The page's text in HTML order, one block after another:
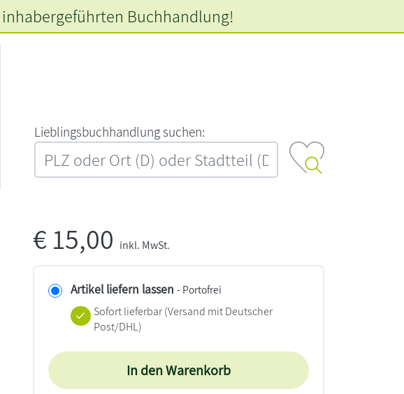
L‍i‍e‍b‍l‍i‍n‍g‍s‍b‍u‍c‍h‍h‍a‍n‍d‍l‍u‍n‍g‍ ‍s‍u‍c‍h‍e‍n‍:‍
inhabergeführten Buchhandlung!
€15,00 inkl. MwSt.
Artikel liefern lassen - Portofrei
Sofort lieferbar(Versand mit Deutscher
Post/DHL)
In den Warenkorb